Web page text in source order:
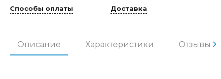
Способы оплаты Доставка
Описание Характеристики Отзывы